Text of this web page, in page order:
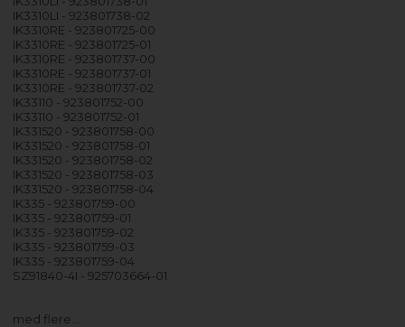
IK3310LI - 923801738-02
IK3310RE - 923801725-00
IK3310RE - 923801725-01
IK3310RE - 923801737-00
IK3310RE - 923801737-01
IK3310RE - 923801737-02
IK33110 - 923801752-00
IK33110 - 923801752-01
IK331520 - 923801758-00
IK331520 - 923801758-01
IK331520 - 923801758-02
IK331520 - 923801758-03
IK331520 - 923801758-04
IK335 - 923801759-00
IK335 - 923801759-01
IK335 - 923801759-02
IK335 - 923801759-03
IK335 - 923801759-04
SZ91840-4I - 925703664-01
med flere…